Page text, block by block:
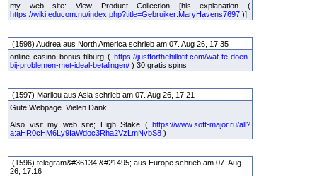
my web site: View Product Collection [his explanation (
https://wiki.educom.nu/index.php?title=Gebruiker:MaryHavens7697 )]
(1598) Audrea aus North America schrieb am 07. Aug 26, 17:35
online casino bonus tilburg ( https://justforthehillofit.com/wat-te-doen-
bij-problemen-met-ideal-betalingen/ ) 30 gratis spins
(1597) Marilou aus Asia schrieb am 07. Aug 26, 17:21
Gute Webpage. Vielen Dank.
Also visit my web site; High Stake ( https://www.soft-major.ru/all?
a:aHR0cHM6Ly9IaWdoc3Rha2VzLmNvbS8 )
(1596) telegram&#36134;&#21495; aus Europe schrieb am 07. Aug
26, 17:16